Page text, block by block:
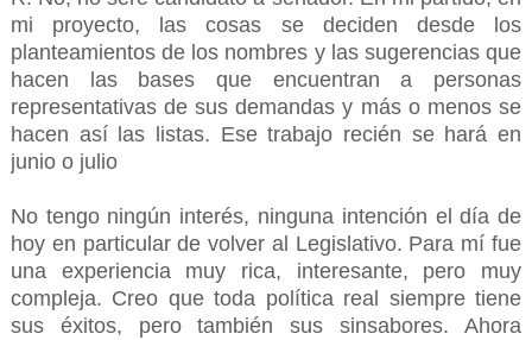
mi proyecto, las cosas se deciden desde los
planteamientos de los nombres y las sugerencias que
hacen las bases que encuentran a personas
representativas de sus demandas y más o menos se
hacen así las listas. Ese trabajo recién se hará en
junio o julio
No tengo ningún interés, ninguna intención el día de
hoy en particular de volver al Legislativo. Para mí fue
una experiencia muy rica, interesante, pero muy
compleja. Creo que toda política real siempre tiene
sus éxitos, pero también sus sinsabores. Ahora